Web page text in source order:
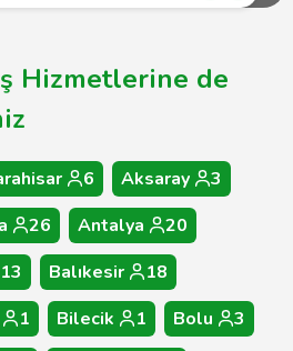
Hizmetlerine de
6 Aksaray
3
26 Antalya
20
13 Balıkesir
18
1 Bilecik 1 Bolu
3